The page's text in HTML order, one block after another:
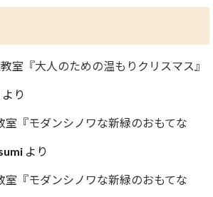
室『大人のための温もりクリスマス』
より
室『モダンシノワな新緑のおもてな
より
室『モダンシノワな新緑のおもてな